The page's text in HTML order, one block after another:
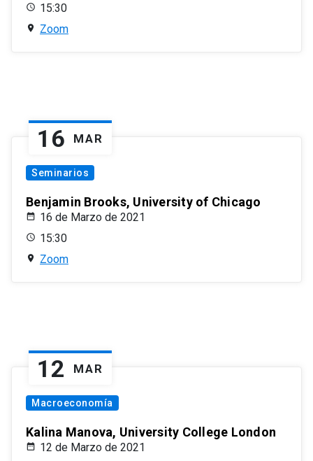
15:30
Zoom
16 MAR
Seminarios
Benjamin Brooks, University of Chicago
16 de Marzo de 2021
15:30
Zoom
12 MAR
Macroeconomía
Kalina Manova, University College London
12 de Marzo de 2021